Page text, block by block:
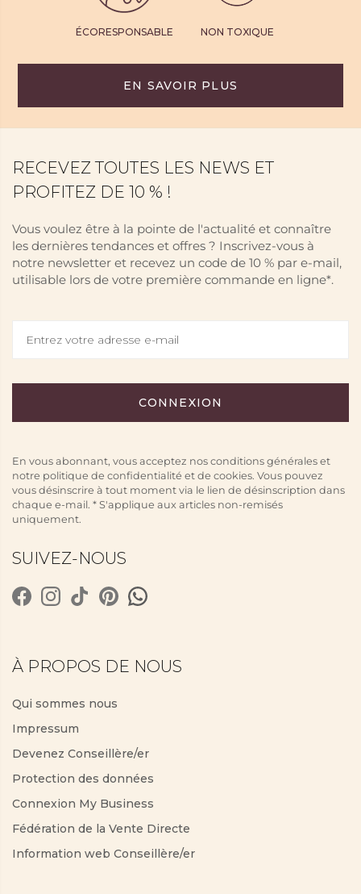
ÉCORESPONSABLE NON TOXIQUE
EN SAVOIR PLUS
RECEVEZ TOUTES LES NEWS ET
PROFITEZ DE 10 % !
Vous voulez être à la pointe de l'actualité et connaître
les dernières tendances et offres ? Inscrivez-vous à
notre newsletter et recevez un code de 10 % par e-mail,
utilisable lors de votre première commande en ligne*.
En vous abonnant, vous acceptez nos conditions générales et
notre politique de confidentialité et de cookies. Vous pouvez
vous désinscrire à tout moment via le lien de désinscription dans
chaque e-mail. * S'applique aux articles non-remisés
uniquement.
SUIVEZ-NOUS
À PROPOS DE NOUS
Qui sommes nous
Impressum
Devenez Conseillère/er
Protection des données
Connexion My Business
Fédération de la Vente Directe
Information web Conseillère/er